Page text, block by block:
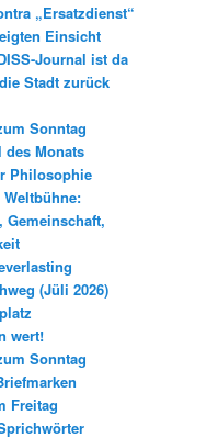
„Ersatzdienst“
Einsicht
Journal ist da
Stadt zurück
Sonntag
des Monats
Philosophie
Gemeinschaft,
(Jüli 2026)
wert!
Sonntag
Freitag